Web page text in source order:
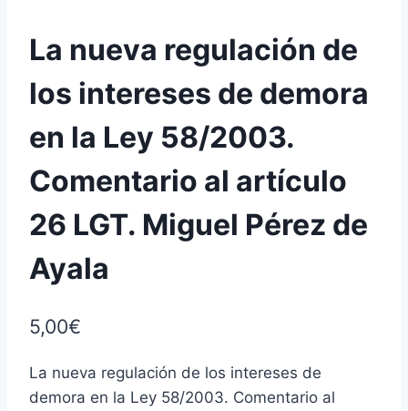
La nueva regulación de
los intereses de demora
en la Ley 58/2003.
Comentario al artículo
26 LGT. Miguel Pérez de
Ayala
5,00€
La nueva regulación de los intereses de
demora en la Ley 58/2003. Comentario al